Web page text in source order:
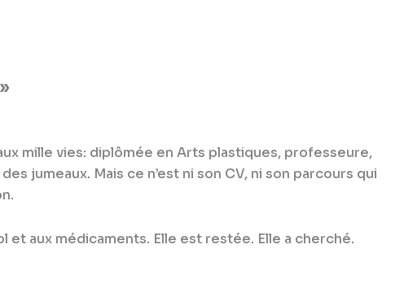
mille vies: diplômée en Arts plastiques, professeure,
jumeaux. Mais ce n’est ni son CV, ni son parcours qui
et aux médicaments. Elle est restée. Elle a cherché.